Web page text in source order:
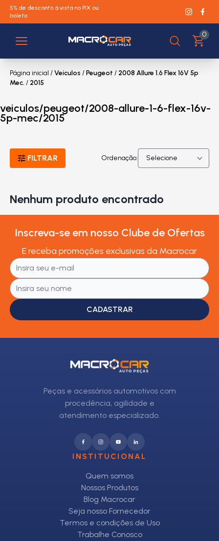
5% de desconto à vista no PIX ou
boleto
0
Página inicial /Veículos /Peugeot / 2008 Allure 1.6 Flex 16V 5p
Mec. / 2015
veiculos/peugeot/2008-allure-1-6-flex-16v-
5p-mec/2015
FILTRAR Ordenação:
Nenhum produto encontrado
Inscreva-se em nosso Clube de Ofertas
E receba promoções exclusivas da Macrocar
CADASTRAR
Peças e acessórios automotivos com
procedência, agilidade e
atendimento especializado.
INSTITUCIONAL
Quem somos
Nossos Produtos
Blog Macrocar
Seja nosso Fornecedor
Termos e condições de Uso
Trabalhe Conosco